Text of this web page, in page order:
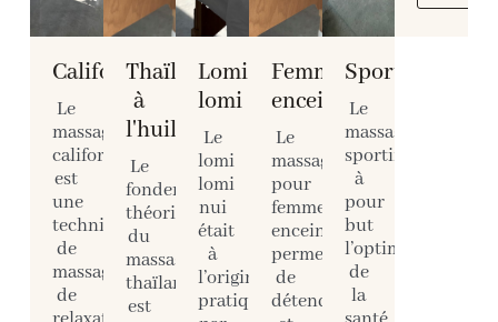
Californien
Le
massage
californien
est
une
technique
de
massage
de
Thaïlandais
à
l'huile
Le
fondement
théorique
du
massage
thaïlandais
est
Lomi
lomi
Le
lomi
lomi
nui
était
à
l’origine
pratiqué
Femme
enceinte
Le
massage
pour
femme
enceinte
permet
de
détendre
Sportif
Le
massage
sportif
à
pour
but
l’optimisation
de
la